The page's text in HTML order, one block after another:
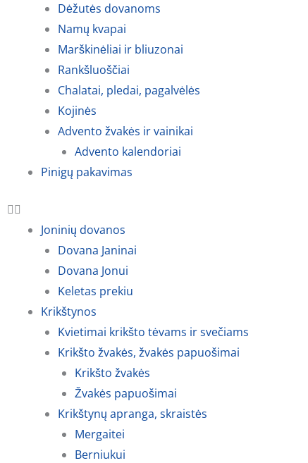
Dėžutės dovanoms
Namų kvapai
Marškinėliai ir bliuzonai
Rankšluoščiai
Chalatai, pledai, pagalvėlės
Kojinės
Advento žvakės ir vainikai
Advento kalendoriai
Pinigų pakavimas
Joninių dovanos
Dovana Janinai
Dovana Jonui
Keletas prekiu
Krikštynos
Kvietimai krikšto tėvams ir svečiams
Krikšto žvakės, žvakės papuošimai
Krikšto žvakės
Žvakės papuošimai
Krikštynų apranga, skraistės
Mergaitei
Berniukui